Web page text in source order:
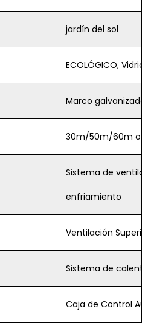
jardín del sol
ECOLÓGICO,
Marco galvanizado
30m/50m/60m o
Sistema de
enfriamiento
Ventilación
Sistema de
Caja de Control